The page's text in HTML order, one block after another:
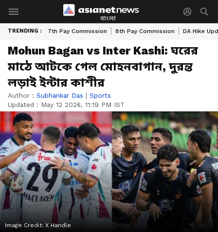
বাংলা
TRENDING : 7th Pay Commission 8th Pay Commission DA Hike
Mohun Bagan vs Inter Kashi: ঘরের
মাঠে আটকে গেল মোহনবাগান, দুরন্ত
লড়াই ইন্টার কাশীর
Author : Subhankar Das | Sports
Updated : May 12 2026, 11:19 PM IST
Image Credit: X Handle